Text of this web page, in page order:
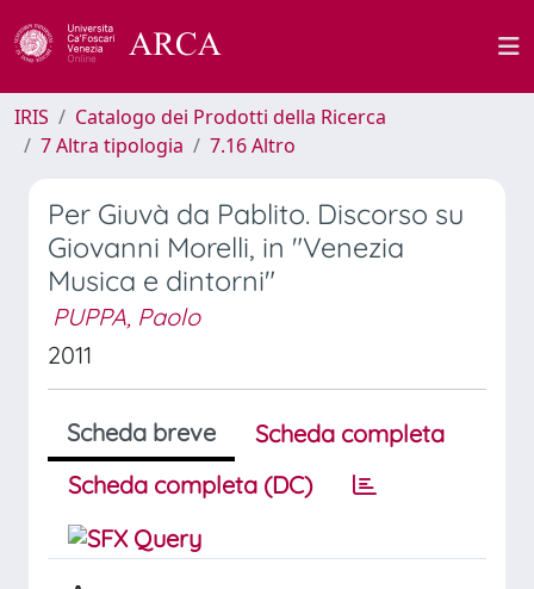
IRIS
Catalogo dei Prodotti della Ricerca
7 Altra tipologia
7.16 Altro
Per Giuvà da Pablito. Discorso su
Giovanni Morelli, in "Venezia
Musica e dintorni"
PUPPA, Paolo
2011
Scheda breve
Scheda completa
Scheda completa (DC)